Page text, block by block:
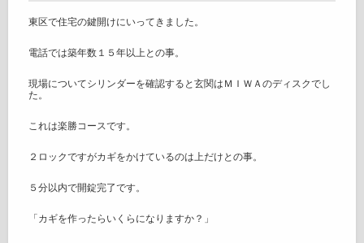
東区で住宅の鍵開けにいってきました。
電話では築年数１５年以上との事。
現場についてシリンダーを確認すると玄関はＭＩＷＡのディスクでし
た。
これは楽勝コースです。
２ロックですがカギをかけているのは上だけとの事。
５分以内で開錠完了です。
「カギを作ったらいくらになりますか？」